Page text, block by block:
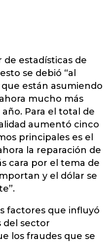
estadísticas de
se debió “al
están asumiendo
mucho más
Para el total de
aumentó cinco
principales es el
la reparación de
cara por el tema de
y el dólar se
factores que influyó
del sector
los fraudes que se